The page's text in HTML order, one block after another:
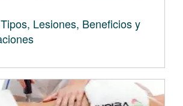
Lesiones, Beneficios y